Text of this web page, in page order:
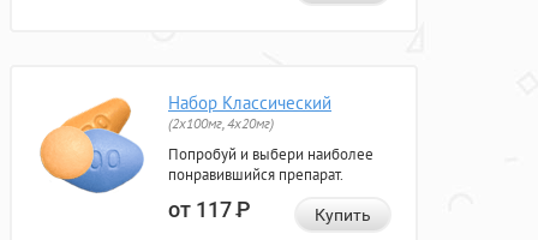
Набор Классический
(2x100мг, 4x20мг)
Попробуй и выбери наиболее
понравившийся препарат.
от 117Р Купить